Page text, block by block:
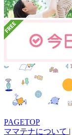
PAGETOP
ママテナについて |